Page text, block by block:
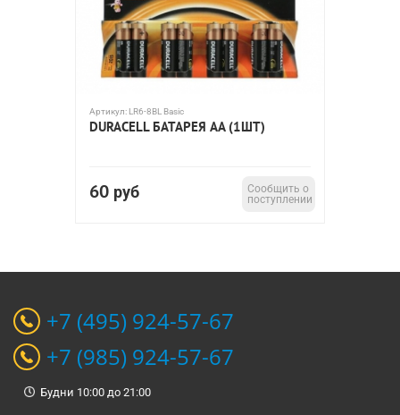
Артикул: LR6-8BL Basic
DURACELL БАТАРЕЯ AA (1ШТ)
60 руб
Сообщить о
поступлении
+7 (495) 924-57-67
+7 (985) 924-57-67
Будни 10:00 до 21:00